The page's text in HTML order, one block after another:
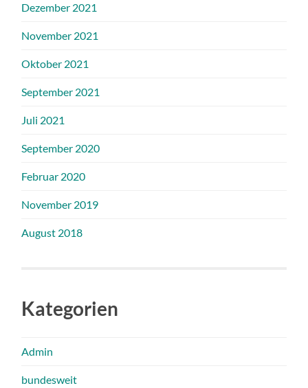
Dezember 2021
November 2021
Oktober 2021
September 2021
Juli 2021
September 2020
Februar 2020
November 2019
August 2018
Kategorien
Admin
bundesweit